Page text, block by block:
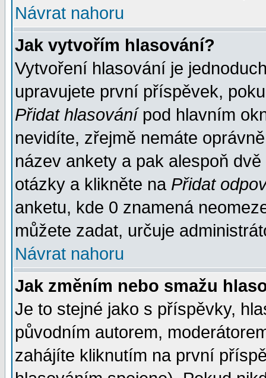
Návrat nahoru
Jak vytvořím hlasování?
Vytvoření hlasování je
upravujete první příspěvek,
Přidat hlasovánípod hlavním
nevidíte, zřejmě nemáte
název ankety a pak alespoň
otázky a klikněte na Přidat
anketu, kde 0 znamená
můžete zadat, určuje
Návrat nahoru
Jak změním nebo smažu
Je to stejné jako s příspěvky,
původním autorem,
zahájíte kliknutím na první